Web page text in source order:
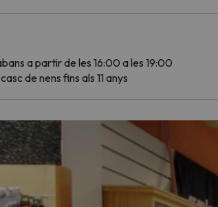
a partir de les 16:00 a les 19:00
de nens fins als 11 anys